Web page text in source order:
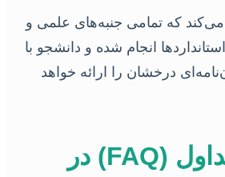
می‌کند که تمامی جنبه‌های علمی و
انجام شده و دانشجو با
درخشان را ارائه خواهد
سوالات متداول (FAQ) در